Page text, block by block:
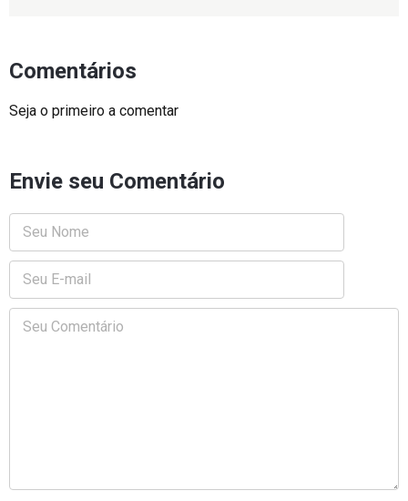
Comentários
Seja o primeiro a comentar
Envie seu Comentário